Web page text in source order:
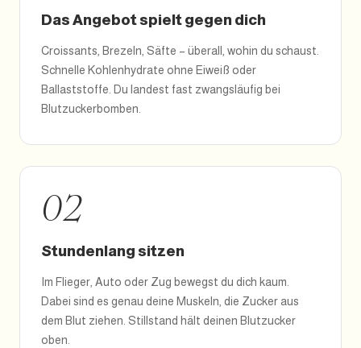
Das Angebot spielt gegen dich
Croissants, Brezeln, Säfte – überall, wohin du schaust.
Schnelle Kohlenhydrate ohne Eiweiß oder
Ballaststoffe. Du landest fast zwangsläufig bei
Blutzuckerbomben.
02
Stundenlang sitzen
Im Flieger, Auto oder Zug bewegst du dich kaum.
Dabei sind es genau deine Muskeln, die Zucker aus
dem Blut ziehen. Stillstand hält deinen Blutzucker
oben.